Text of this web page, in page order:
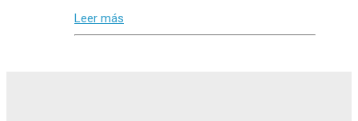
Leer más